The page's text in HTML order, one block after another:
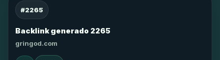
#2265
Backlink generado 2265
gringod.com